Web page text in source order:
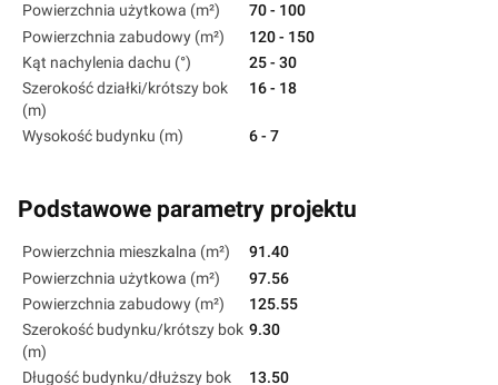
Powierzchnia użytkowa (m²)
70 - 100
Powierzchnia zabudowy (m²)
120 - 150
Kąt nachylenia dachu (°)
25 - 30
Szerokość działki/krótszy bok
(m)
16 - 18
Wysokość budynku (m) 6 - 7
Podstawowe parametry projektu
Powierzchnia mieszkalna (m²)
91.40
Powierzchnia użytkowa (m²)
97.56
Powierzchnia zabudowy (m²)
125.55
Szerokość budynku/krótszy bok
(m)
9.30
Długość budynku/dłuższy bok 13.50